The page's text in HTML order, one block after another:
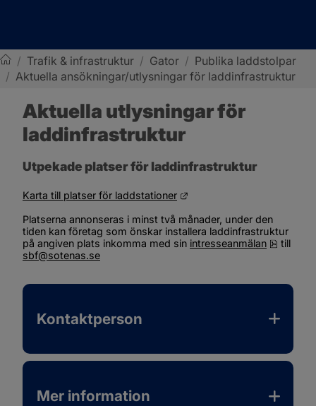
Sotenäs kommun
/ Trafik & infrastruktur / Gator / Publika laddstolpar
/ Aktuella ansökningar/utlysningar för laddinfrastruktur
Aktuella utlysningar för
laddinfrastruktur
Utpekade platser för laddinfrastruktur
Karta till platser för laddstationer
Platserna annonseras i minst två månader, under den
tiden kan företag som önskar installera laddinfrastruktur
på angiven plats inkomma med sin intresseanmälan pdf,
sbf@sotenas.se
Kontaktperson
Mer information